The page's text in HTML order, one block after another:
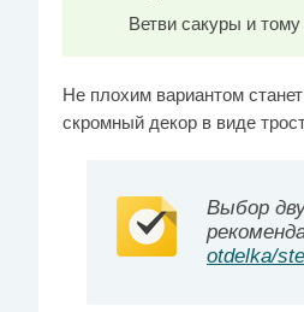
Ветви сакуры и
Не плохим вариантом
скромный декор в виде
Выбор
otdelka/